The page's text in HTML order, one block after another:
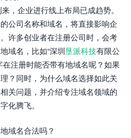
，企业进行线上布局已成趋势。
公司名称和域名，将直接影响企
许多创业者在注册公司时，会考
域名，比如“深圳垦派科技有限公
在注册时能否带有地域名呢？如果
？同时，为什么域名选择如此关
关问题，并介绍专注域名领域的
化腾飞。
域名合法吗？